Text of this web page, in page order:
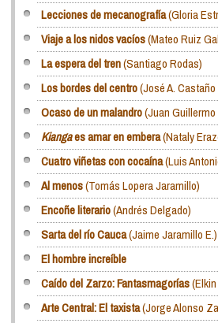
Lecciones de mecanografía(Gloria
Viaje a los nidos vacíos(Mateo Ruiz
La espera del tren(Santiago Rodas)
Los bordes del centro(José A. Castaño
Ocaso de un malandro(Juan
Kiangaes amar en embera(Nataly
Cuatro viñetas con cocaína(Luis
Al menos(Tomás Lopera Jaramillo)
Encoñe literario(Andrés Delgado)
Sarta del río Cauca(Jaime Jaramillo E.)
El hombre increíble
Caído del Zarzo: Fantasmagorías
Arte Central: El taxista(Jorge Alonso